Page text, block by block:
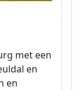
met een
en
en